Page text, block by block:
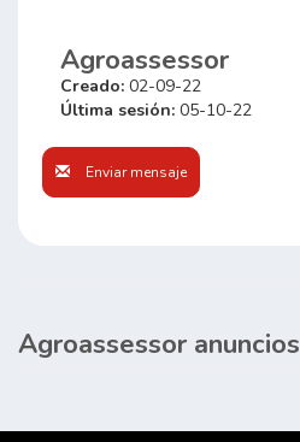
Agroassessor
Creado: 02-09-22
Última sesión: 05-10-22
Enviar mensaje
Agroassessor anuncios